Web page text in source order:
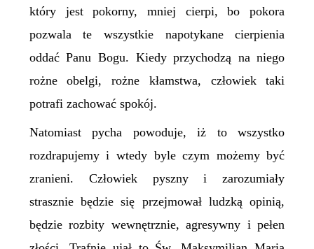
który jest pokorny, mniej cierpi, bo pokora
pozwala te wszystkie napotykane cierpienia
oddać Panu Bogu. Kiedy przychodzą na niego
rożne obelgi, rożne kłamstwa, człowiek taki
potrafi zachować spokój.
Natomiast pycha powoduje, iż to wszystko
rozdrapujemy i wtedy byle czym możemy być
zranieni. Człowiek pyszny i zarozumiały
strasznie będzie się przejmował ludzką opinią,
będzie rozbity wewnętrznie, agresywny i pełen